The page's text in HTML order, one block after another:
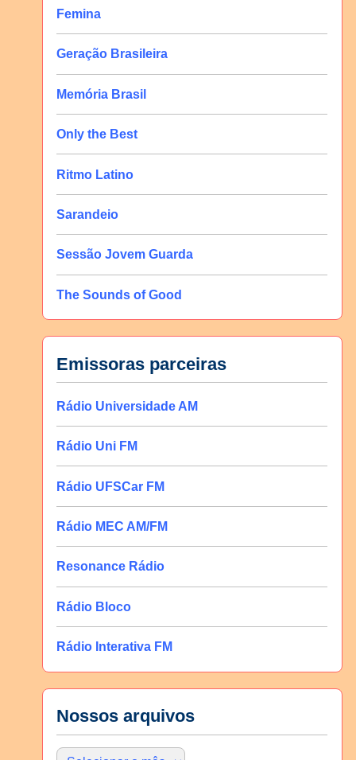
Femina
Geração Brasileira
Memória Brasil
Only the Best
Ritmo Latino
Sarandeio
Sessão Jovem Guarda
The Sounds of Good
Emissoras parceiras
Rádio Universidade AM
Rádio Uni FM
Rádio UFSCar FM
Rádio MEC AM/FM
Resonance Rádio
Rádio Bloco
Rádio Interativa FM
Nossos arquivos